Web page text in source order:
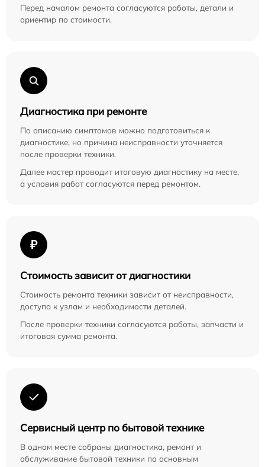
Перед началом ремонта согласуются работы, детали и
ориентир по стоимости.
Диагностика при ремонте
По описанию симптомов можно подготовиться к
диагностике, но причина неисправности уточняется
после проверки техники.
Далее мастер проводит итоговую диагностику на месте,
а условия работ согласуются перед ремонтом.
₽
Стоимость зависит от диагностики
Стоимость ремонта техники зависит от неисправности,
доступа к узлам и необходимости деталей.
После проверки техники согласуются работы, запчасти и
итоговая сумма ремонта.
Сервисный центр по бытовой технике
В одном месте собраны диагностика, ремонт и
обслуживание бытовой техники по основным